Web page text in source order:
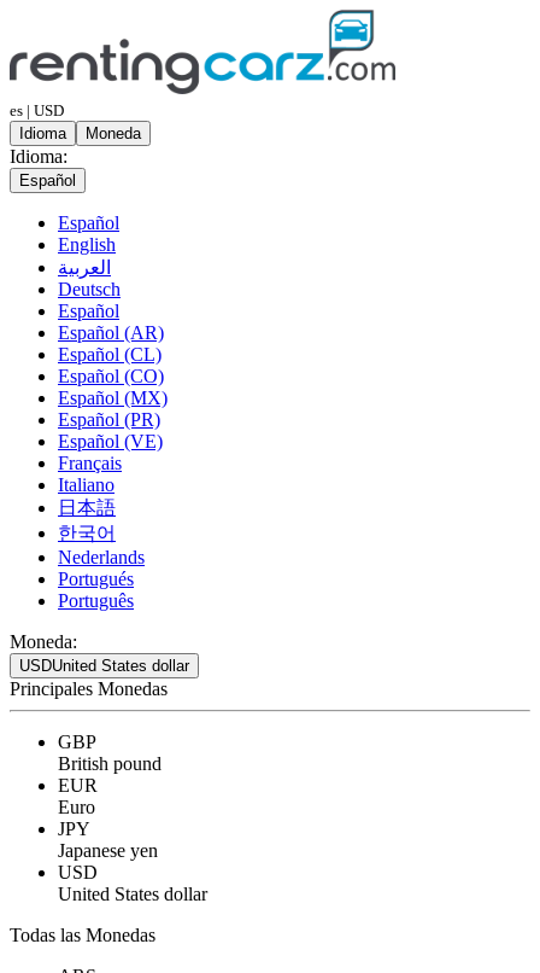
es | USD
Idioma
Moneda
Idioma:
Español
Español
English
العربية
Deutsch
Español
Español (AR)
Español (CL)
Español (CO)
Español (MX)
Español (PR)
Español (VE)
Français
Italiano
日本語
한국어
Nederlands
Portugués
Português
Moneda:
USDUnited States dollar
Principales Monedas
GBP
British pound
EUR
Euro
JPY
Japanese yen
USD
United States dollar
Todas las Monedas